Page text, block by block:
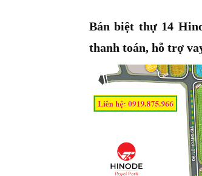
Bán biệt thự 14
thanh toán, hỗ trợ